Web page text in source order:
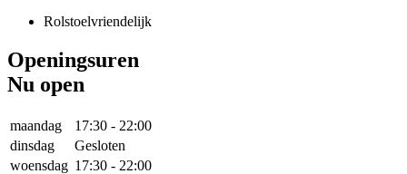
Rolstoelvriendelijk
Openingsuren
Nu open
maandag 17:30 - 22:00
dinsdag
Gesloten
woensdag 17:30 - 22:00